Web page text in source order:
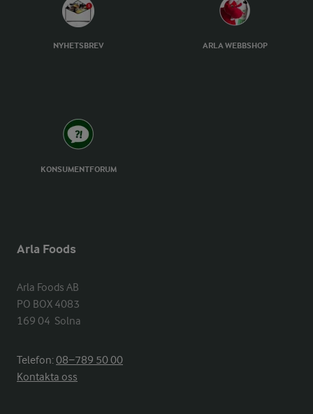
NYHETSBREV ARLA WEBBSHOP
KONSUMENTFORUM
Arla Foods
Arla Foods AB
PO BOX 4083
169 04  Solna
Telefon:08−789 50 00
Kontakta oss